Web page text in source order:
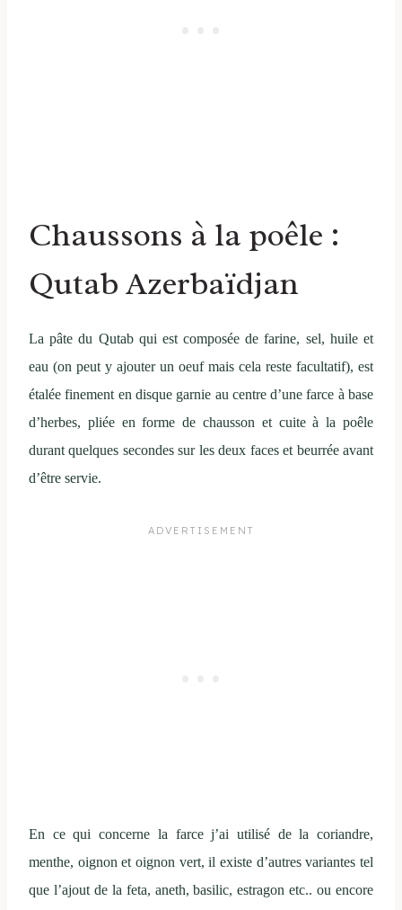
Chaussons à la poêle :
Qutab Azerbaïdjan
La pâte du Qutab qui est composée de farine, sel, huile et
eau (on peut y ajouter un oeuf mais cela reste facultatif), est
étalée finement en disque garnie au centre d’une farce à base
d’herbes, pliée en forme de chausson et cuite à la poêle
durant quelques secondes sur les deux faces et beurrée avant
d’être servie.
En ce qui concerne la farce j’ai utilisé de la coriandre,
menthe, oignon et oignon vert, il existe d’autres variantes tel
que l’ajout de la feta, aneth, basilic, estragon etc.. ou encore